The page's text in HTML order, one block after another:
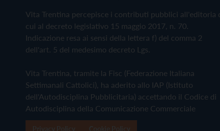
Vita Trentina percepisce i contributi pubblici all'editoria
cui al decreto legislativo 15 maggio 2017, n. 70.
Indicazione resa ai sensi della lettera f) del comma 2
dell'art. 5 del medesimo decreto Lgs.
Vita Trentina, tramite la Fisc (Federazione Italiana
Settimanali Cattolici), ha aderito allo IAP (Istituto
dell'Autodisciplina Pubblicitaria) accettando il Codice di
Autodisciplina della Comunicazione Commerciale